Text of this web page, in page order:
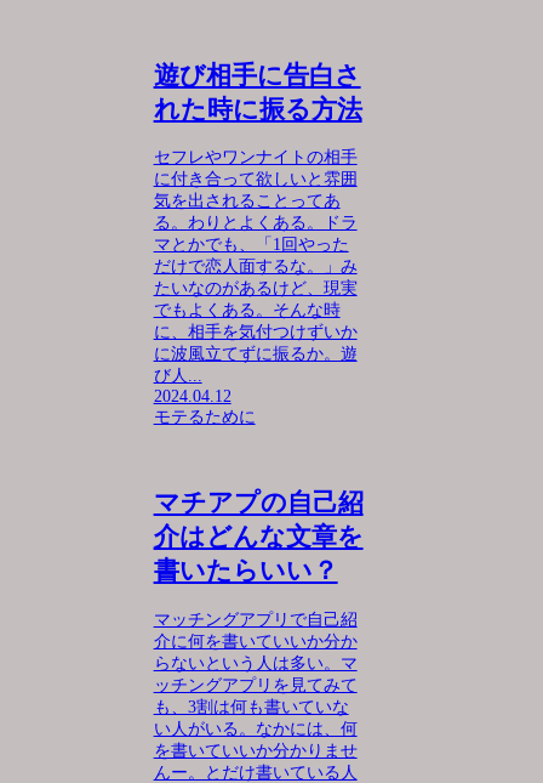
遊び相手に告白さ
れた時に振る方法
セフレやワンナイトの相手
に付き合って欲しいと雰囲
気を出されることってあ
る。わりとよくある。ドラ
マとかでも、「1回やった
だけで恋人面するな。」み
たいなのがあるけど、現実
でもよくある。そんな時
に、相手を気付つけずいか
に波風立てずに振るか。遊
び人...
2024.04.12
モテるために
マチアプの自己紹
介はどんな文章を
書いたらいい？
マッチングアプリで自己紹
介に何を書いていいか分か
らないという人は多い。マ
ッチングアプリを見てみて
も、3割は何も書いていな
い人がいる。なかには、何
を書いていいか分かりませ
んー。とだけ書いている人